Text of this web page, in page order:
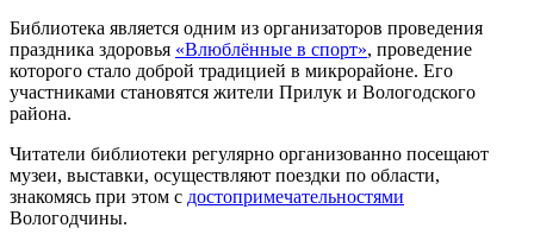
Библиотека является одним из организаторов проведения
праздника здоровья «Влюблённые в спорт», проведение
которого стало доброй традицией в микрорайоне. Его
участниками становятся жители Прилук и Вологодского
района.
Читатели библиотеки регулярно организованно посещают
музеи, выставки, осуществляют поездки по области,
знакомясь при этом с достопримечательностями
Вологодчины.